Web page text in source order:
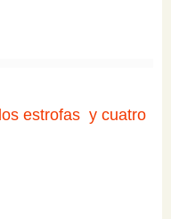
estrofas y cuatro